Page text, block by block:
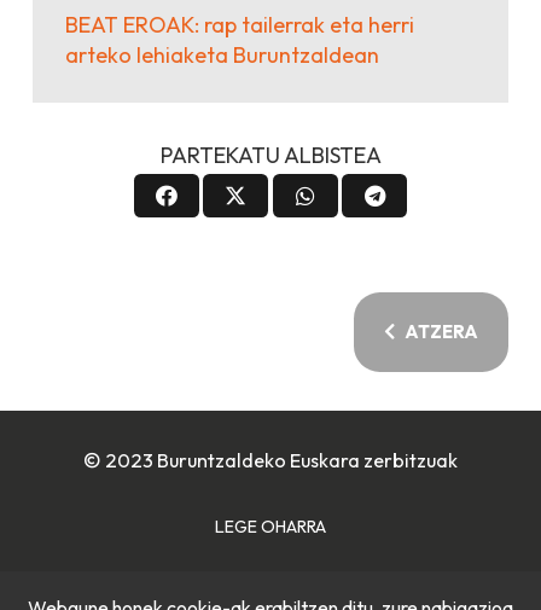
BEAT EROAK: rap tailerrak eta herri
arteko lehiaketa Buruntzaldean
PARTEKATU ALBISTEA
ATZERA
© 2023 Buruntzaldeko Euskara zerbitzuak
LEGE OHARRA